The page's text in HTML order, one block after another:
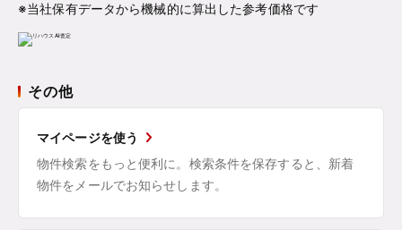
※当社保有データから機械的に算出した参考価格です
その他
マイページを使う
物件検索をもっと便利に。検索条件を保存すると、新着
物件をメールでお知らせします。